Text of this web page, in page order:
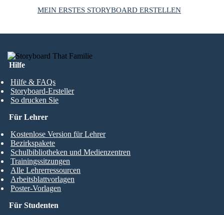
MEIN ERSTES STORYBOARD ERSTELLEN
Hilfe
Hilfe & FAQs
Storyboard-Ersteller
So drucken Sie
Für Studenten
Für Lehrer
Kostenlose Version für Lehrer
Bezirkspakete
Schulbibliotheken und Medienzentren
Trainingssitzungen
Alle Lehrerressourcen
Arbeitsblattvorlagen
Poster-Vorlagen